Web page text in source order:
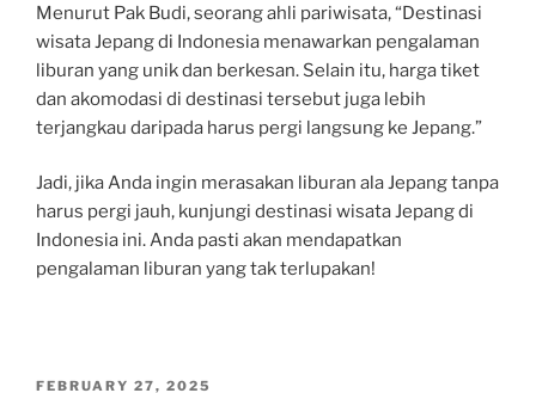
Menurut Pak Budi, seorang ahli pariwisata, “Destinasi
wisata Jepang di Indonesia menawarkan pengalaman
liburan yang unik dan berkesan. Selain itu, harga tiket
dan akomodasi di destinasi tersebut juga lebih
terjangkau daripada harus pergi langsung ke Jepang.”
Jadi, jika Anda ingin merasakan liburan ala Jepang tanpa
harus pergi jauh, kunjungi destinasi wisata Jepang di
Indonesia ini. Anda pasti akan mendapatkan
pengalaman liburan yang tak terlupakan!
POSTED
FEBRUARY 27, 2025